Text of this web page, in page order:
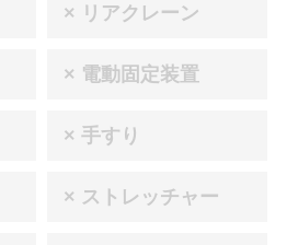
× リアクレーン
× 電動固定装置
× 手すり
× ストレッチャー